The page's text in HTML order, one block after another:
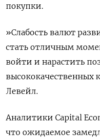
покупки.
»Слабость валют
стать отличным
войти и нарастить
высококачественных
Левейл.
Аналитики Capital
что ожидаемое